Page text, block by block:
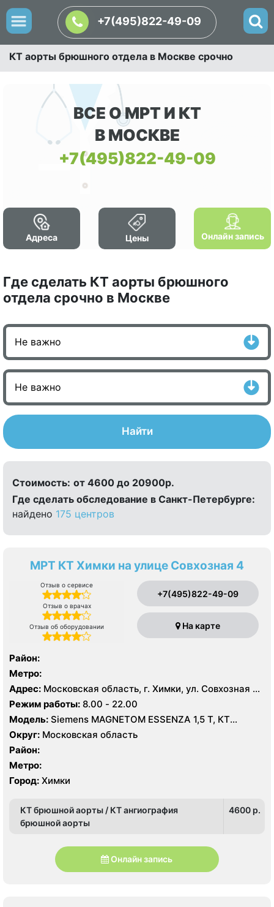
+7(495)822-49-09
КТ аорты брюшного отдела в Москве срочно
ВСЕ О МРТ И КТ
В МОСКВЕ
+7(495)822-49-09
Адреса Цены Онлайн запись
Где сделать КТ аорты брюшного
отдела срочно в Москве
Найти
Стоимость: от 4600 до 20900р.
Где сделать обследование в Санкт-Петербурге:
найдено 175 центров
МРТ КТ Химки на улице Совхозная 4
Отзыв о сервисе
Отзыв о врачах
Отзыв об оборудовании
+7(495)822-49-09
На карте
Район:
Метро:
Адрес: Московская область, г. Химки, ул. Совхозная 4,
стр 1
Режим работы: 8.00 - 22.00
Модель: Siemens MAGNETOM ESSENZA 1,5 Т, КТ
Siemens Healthineers 64 среза, УЗИ
Округ: Московская область
Район:
Метро:
Город: Химки
КТ брюшной аорты / КТ ангиография
брюшной аорты
4600 p.
Онлайн запись